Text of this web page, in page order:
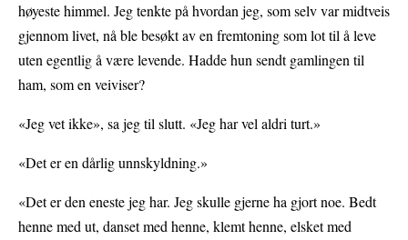
høyeste himmel. Jeg tenkte på hvordan jeg, som selv var midtveis
gjennom livet, nå ble besøkt av en fremtoning som lot til å leve
uten egentlig å være levende. Hadde hun sendt gamlingen til
ham, som en veiviser?
«Jeg vet ikke», sa jeg til slutt. «Jeg har vel aldri turt.»
«Det er en dårlig unnskyldning.»
«Det er den eneste jeg har. Jeg skulle gjerne ha gjort noe. Bedt
henne med ut, danset med henne, klemt henne, elsket med